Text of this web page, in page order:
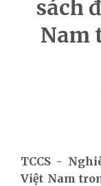
sách
Nam
TCCS -
Việt Nam